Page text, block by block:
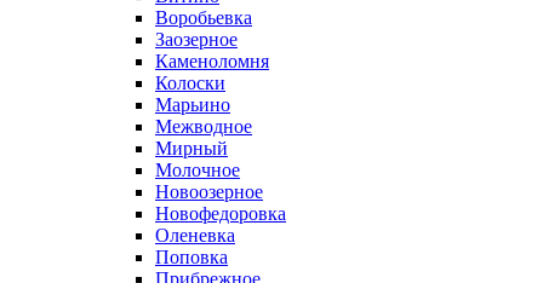
Воробьевка
Заозерное
Каменоломня
Колоски
Марьино
Межводное
Мирный
Молочное
Новоозерное
Новофедоровка
Оленевка
Поповка
Прибрежное